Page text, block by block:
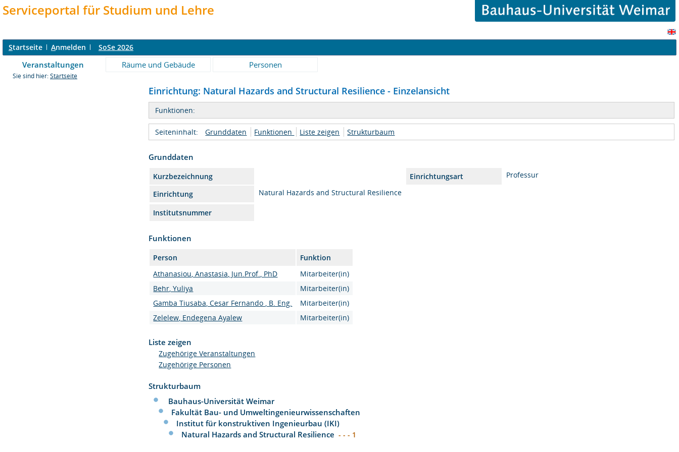
Serviceportal für Studium und Lehre
Startseite Anmelden SoSe 2026
Veranstaltungen Räume und Gebäude Personen
Sie sind hier: Startseite
Einrichtung: Natural Hazards and Structural Resilience - Einzelansicht
Funktionen:
Seiteninhalt: Grunddaten Funktionen Liste zeigen Strukturbaum
Grunddaten
Kurzbezeichnung Einrichtungsart
Professur
Einrichtung
Natural Hazards and Structural Resilience
Institutsnummer
Funktionen
Person
Funktion
Athanasiou, Anastasia, Jun.Prof., PhD
Mitarbeiter(in)
Behr, Yuliya
Mitarbeiter(in)
Gamba Tiusaba, Cesar Fernando , B. Eng.
Mitarbeiter(in)
Zelelew, Endegena Ayalew
Mitarbeiter(in)
Liste zeigen
Zugehörige Veranstaltungen
Zugehörige Personen
Strukturbaum
Bauhaus-Universität Weimar
Fakultät Bau- und Umweltingenieurwissenschaften
Institut für konstruktiven Ingenieurbau (IKI)
Natural Hazards and Structural Resilience - - - 1